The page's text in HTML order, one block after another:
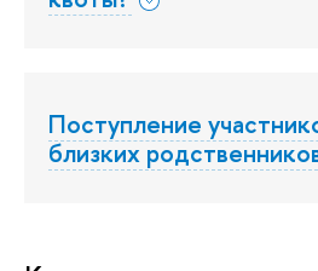
Поступление
близких